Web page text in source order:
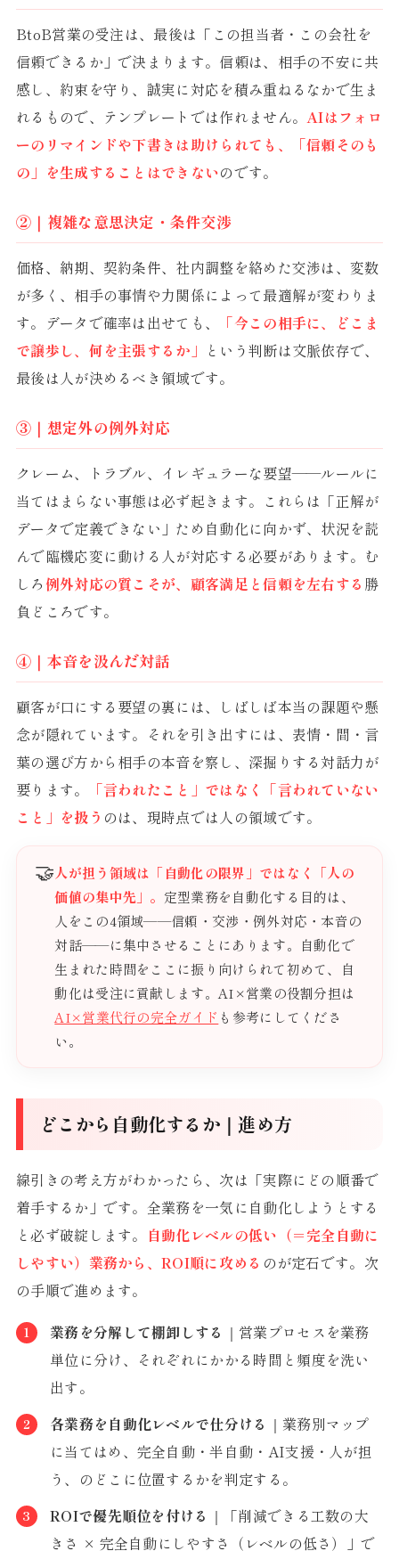
BtoB営業の受注は、最後は「この担当者・この会社を
信頼できるか」で決まります。信頼は、相手の不安に共
感し、約束を守り、誠実に対応を積み重ねるなかで生ま
れるもので、テンプレートでは作れません。AIはフォロ
ーのリマインドや下書きは助けられても、「信頼そのも
の」を生成することはできないのです。
②｜複雑な意思決定・条件交渉
価格、納期、契約条件、社内調整を絡めた交渉は、変数
が多く、相手の事情や力関係によって最適解が変わりま
す。データで確率は出せても、
「今この相手に、どこま
で譲歩し、何を主張するか」 という判断は文脈依存で、
最後は人が決めるべき領域です。
③｜想定外の例外対応
クレーム、トラブル、イレギュラーな要望——ルールに
当てはまらない事態は必ず起きます。これらは「正解が
データで定義できない」ため自動化に向かず、状況を読
んで臨機応変に動ける人が対応する必要があります。む
しろ例外対応の質こそが、顧客満足と信頼を左右する 勝
負どころです。
④｜本音を汲んだ対話
顧客が口にする要望の裏には、しばしば本当の課題や懸
念が隠れています。それを引き出すには、表情・間・言
葉の選び方から相手の本音を察し、深掘りする対話力が
要ります。
「言われたこと」ではなく「言われていない
こと」を扱う のは、現時点では人の領域です。
🤝人が担う領域は「自動化の限界」ではなく「人の
価値の集中先」。 定型業務を自動化する目的は、
人をこの4領域——信頼・交渉・例外対応・本音の
対話——に集中させることにあります。自動化で
生まれた時間をここに振り向けられて初めて、自
動化は受注に貢献します。AI×営業の役割分担は
AI×営業代行の完全ガイド も参考にしてくださ
い。
どこから自動化するか｜進め方
線引きの考え方がわかったら、次は「実際にどの順番で
着手するか」です。全業務を一気に自動化しようとする
と必ず破綻します。 自動化レベルの低い（＝完全自動に
しやすい）業務から、ROI順に攻める のが定石です。次
の手順で進めます。
業務を分解して棚卸しする ｜営業プロセスを業務
単位に分け、それぞれにかかる時間と頻度を洗い
出す。
各業務を自動化レベルで仕分ける ｜業務別マップ
に当てはめ、完全自動・半自動・AI支援・人が担
う、のどこに位置するかを判定する。
ROIで優先順位を付ける ｜「削減できる工数の大
きさ × 完全自動にしやすさ（レベルの低さ）」で